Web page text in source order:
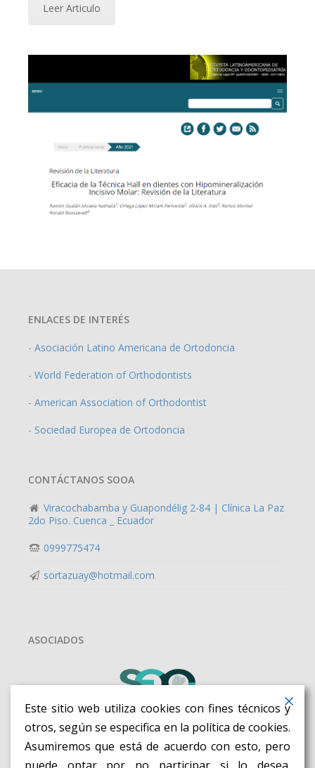
Leer Articulo
ENLACES DE INTERÉS
- Asociación Latino Americana de Ortodoncia
- World Federation of Orthodontists
- American Association of Orthodontist
- Sociedad Europea de Ortodoncia
CONTÁCTANOS SOOA
Viracochabamba y Guapondélig 2-84 | Clínica La Paz
2do Piso. Cuenca _ Ecuador
0999775474
sortazuay@hotmail.com
ASOCIADOS
Este sitio web utiliza cookies con fines técnicos y
otros, según se especifica en la política de cookies.
Asumiremos que está de acuerdo con esto, pero